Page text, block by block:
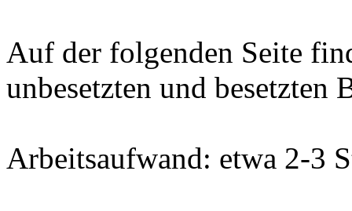
Auf der folgenden Seite
unbesetzten und besetzten
Arbeitsaufwand: etwa 2-3